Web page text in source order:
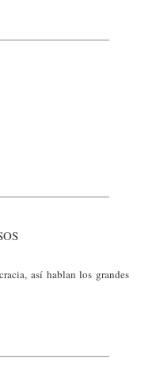
así hablan los grandes